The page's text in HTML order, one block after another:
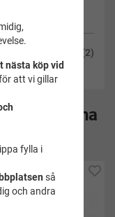
(2)
till denna
nästa köp vid
att vi gillar
fylla i
så
och andra